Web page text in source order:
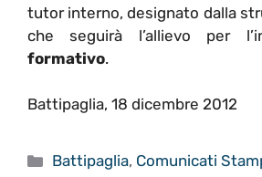
tutor interno, designato dalla
che seguirà l’allievo per
formativo.
Battipaglia, 18 dicembre 2012
Categorie
Battipaglia, Comunicati